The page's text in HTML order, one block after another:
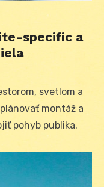
specific a
svetlom a
montáž a
pohyb publika.